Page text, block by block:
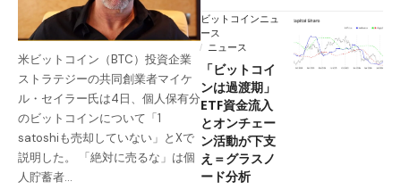
米ビットコイン（BTC）投資企業
ストラテジーの共同創業者マイケ
ル・セイラー氏は4日、個人保有分
のビットコインについて「1
satoshiも売却していない」とXで
説明した。 「絶対に売るな」は個
人貯蓄者…
ビットコインニュ
ース
ニュース
「ビットコイ
ンは過渡期」
ETF資金流入
とオンチェー
ン活動が下支
え＝グラスノ
ード分析